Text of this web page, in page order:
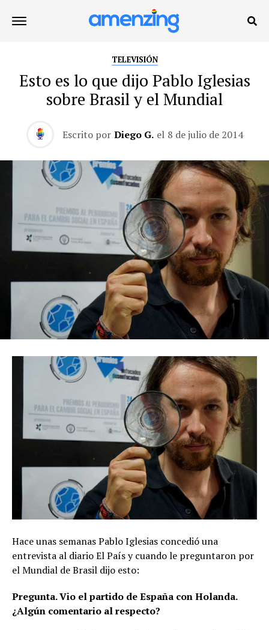
TELEVISIÓN
Esto es lo que dijo Pablo Iglesias
sobre Brasil y el Mundial
Escrito por Diego G. el 8 de julio de 2014
Hace unas semanas Pablo Iglesias concedió una
entrevista al diario El País y cuando le preguntaron por
el Mundial de Brasil dijo esto:
Pregunta. Vio el partido de España con Holanda.
¿Algún comentario al respecto?